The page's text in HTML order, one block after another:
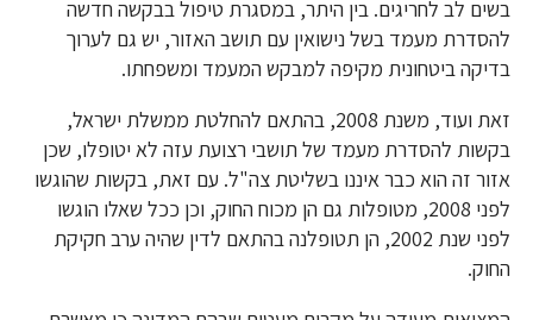
בשים לב לחריגים. בין היתר, במסגרת טיפול בבקשה חדשה
להסדרת מעמד בשל נישואין עם תושב האזור, יש גם לערוך
בדיקה ביטחונית מקיפה למבקש המעמד ומשפחתו.
זאת ועוד, משנת 2008, בהתאם להחלטת ממשלת ישראל,
בקשות להסדרת מעמד של תושבי רצועת עזה לא יטופלו, שכן
אזור זה הוא כבר איננו בשליטת צה"ל. עם זאת, בקשות שהוגשו
לפני 2008, מטופלות גם הן מכוח החוק, וכן ככל שאלו הוגשו
לפני שנת 2002, הן תטופלנה בהתאם לדין שהיה ערב חקיקת
החוק.